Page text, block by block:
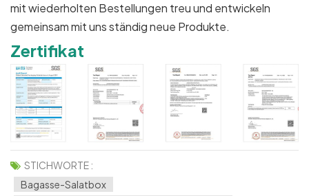
mit wiederholten Bestellungen treu und entwickeln
gemeinsam mit uns ständig neue Produkte.
Zertifikat
STICHWORTE :
Bagasse-Salatbox